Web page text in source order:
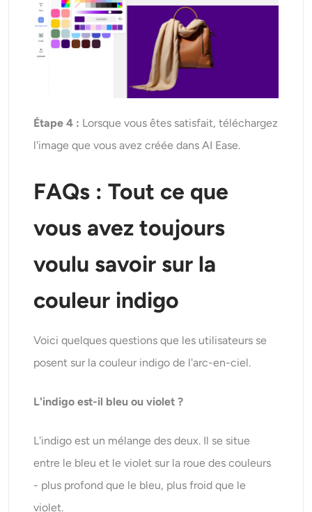
Étape 4 : Lorsque vous êtes satisfait, téléchargez
l'image que vous avez créée dans AI Ease.
FAQs : Tout ce que
vous avez toujours
voulu savoir sur la
couleur indigo
Voici quelques questions que les utilisateurs se
posent sur la couleur indigo de l'arc-en-ciel.
L'indigo est-il bleu ou violet ?
L'indigo est un mélange des deux. Il se situe
entre le bleu et le violet sur la roue des couleurs
- plus profond que le bleu, plus froid que le
violet.